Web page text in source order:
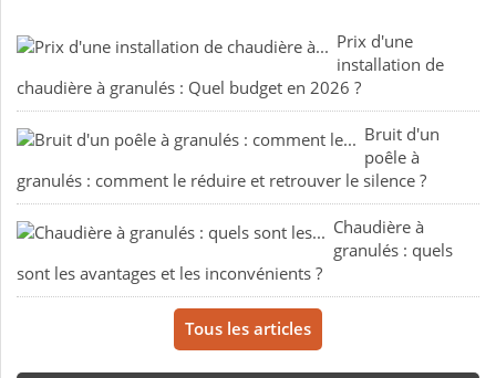
Prix d'une
installation de
chaudière à granulés : Quel budget en 2026 ?
Bruit d'un
poêle à
granulés : comment le réduire et retrouver le silence ?
Chaudière à
granulés : quels
sont les avantages et les inconvénients ?
Tous les articles